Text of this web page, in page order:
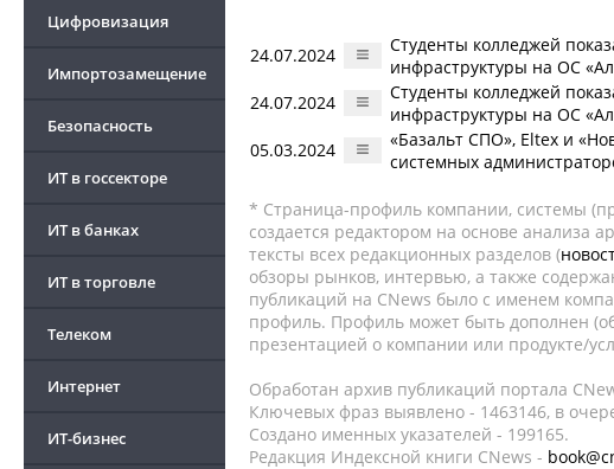
Цифровизация
Импортозамещение
Безопасность
ИТ в госсекторе
ИТ в банках
ИТ в торговле
Телеком
Интернет
ИТ-бизнес
24.07.2024
Студенты колледжей
инфраструктуры на ОС
24.07.2024
Студенты колледжей
инфраструктуры на ОС
05.03.2024
«Базальт СПО», Eltex и
системных
* Страница-профиль компании, системы
создается редактором на основе анализа
тексты всех редакционных разделов (
обзоры рынков, интервью, а также
публикаций на CNews было с именем
профиль. Профиль может быть дополнен
презентацией о компании или продукте/
Обработан архив публикаций портала
Ключевых фраз выявлено - 1463146, в
Создано именных указателей - 199165.
Редакция Индексной книги CNews -